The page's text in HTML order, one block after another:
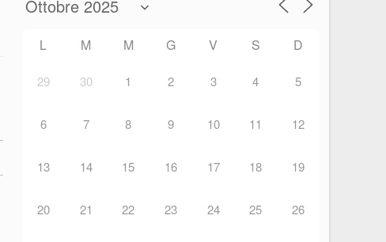
L M M G V S D
29 30 1 2 3 4 5
6 7 8 9 10 11 12
13 14 15 16 17 18 19
20 21 22 23 24 25 26